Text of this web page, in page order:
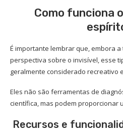
Como funciona
É importante lembrar que, embora
perspectiva sobre o invisível, esse
geralmente considerado recreativo
Eles não são ferramentas de
científica, mas podem proporcionar
Recursos e